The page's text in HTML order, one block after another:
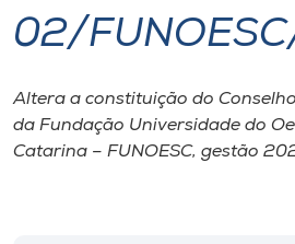
I.nova
Diplomados
02/
Altera a constituição do
da Fundação Universidade do
Catarina – FUNOESC, gestão